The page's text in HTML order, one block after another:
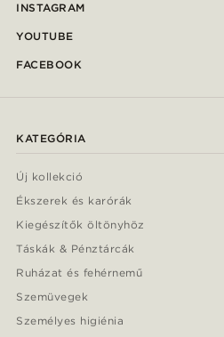
INSTAGRAM
YOUTUBE
FACEBOOK
KATEGÓRIA
Új kollekció
Ékszerek és karórák
Kiegészítők öltönyhöz
Táskák & Pénztárcák
Ruházat és fehérnemű
Szemüvegek
Személyes higiénia